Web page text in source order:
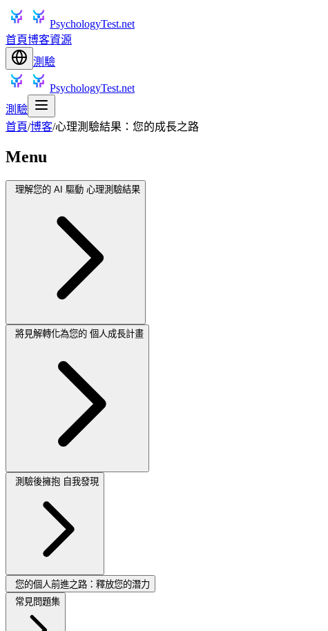
PsychologyTest.net
首頁博客資源
測驗
PsychologyTest.net
測驗
首頁/博客/心理測驗結果：您的成長之路
Menu
理解您的 AI 驅動 心理測驗結果
將見解轉化為您的 個人成長計畫
測驗後擁抱 自我發現
您的個人前進之路：釋放您的潛力
常見問題集